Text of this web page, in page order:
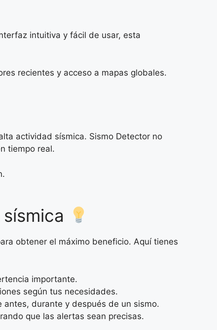
intuitiva y fácil de usar, esta
recientes y acceso a mapas globales.
actividad sísmica. Sismo Detector no
tiempo real.
obtener el máximo beneficio. Aquí tienes
importante.
según tus necesidades.
durante y después de un sismo.
que las alertas sean precisas.